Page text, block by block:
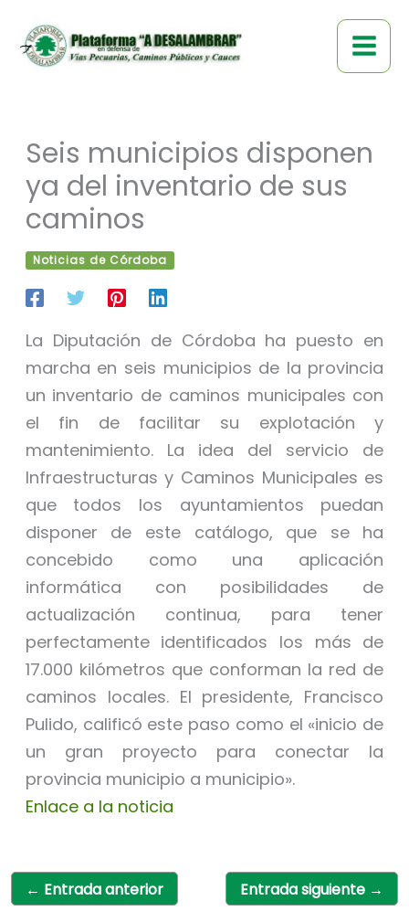
contenido
Seis municipios disponen
ya del inventario de sus
caminos
Noticias de Córdoba
La Diputación de Córdoba ha puesto en
marcha en seis municipios de la provincia
un inventario de caminos municipales con
el fin de facilitar su explotación y
mantenimiento. La idea del servicio de
Infraestructuras y Caminos Municipales es
que todos los ayuntamientos puedan
disponer de este catálogo, que se ha
concebido como una aplicación
informática con posibilidades de
actualización continua, para tener
perfectamente identificados los más de
17.000 kilómetros que conforman la red de
caminos locales. El presidente, Francisco
Pulido, calificó este paso como el «inicio de
un gran proyecto para conectar la
provincia municipio a municipio».
Enlace a la noticia
← Entrada anterior Entrada siguiente →